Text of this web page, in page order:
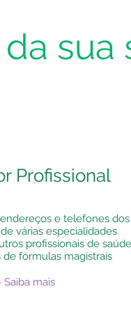
sua
Profissional
e telefones dos
várias especialidades
profissionais de saúde
de fórmulas magistrais
Saiba mais